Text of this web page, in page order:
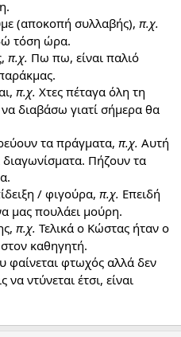
(αποκοπή συλλαβής), π.χ.
τόση ώρα.
π.χ. Πω πω, είναι παλιό
π.χ. Χτες πέταγα όλη τη
διαβάσω γιατί σήμερα θα
τα πράγματα, π.χ. Αυτή
Πήζουν τα
/ φιγούρα, π.χ. Επειδή
μας πουλάει μούρη.
π.χ. Τελικά ο Κώστας ήταν ο
καθηγητή.
φαίνεται φτωχός αλλά δεν
να ντύνεται έτσι, είναι